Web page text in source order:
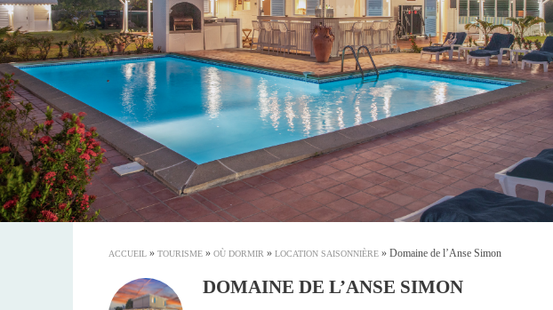
ACCUEIL » TOURISME » OÙ DORMIR » LOCATION SAISONNIÈRE » Domaine de l’Anse Simon
DOMAINE DE L’ANSE SIMON